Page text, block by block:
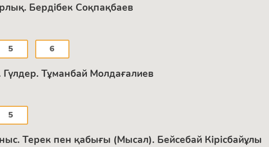
Бердібек Соқпақбаев
5 6
Гүлдер. Тұманбай Молдағалиев
5
Терек пен қабығы (Мысал). Бейсебай Кірісбайұлы